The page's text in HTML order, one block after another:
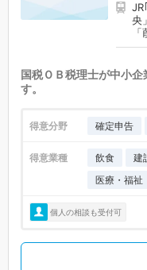
JR
央
国税ＯＢ税理士が中小
す。
得意分野 確定申告
得意業種 飲食 建
医療・福祉
個人の相談も受付可